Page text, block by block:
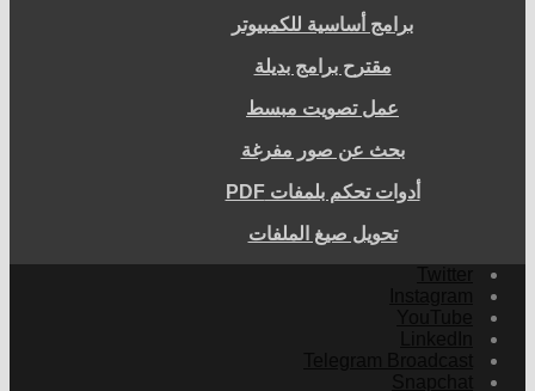
برامج أساسية للكمبيوتر
مقترح برامج بديلة
عمل تصويت مبسط
بحث عن صور مفرغة
أدوات تحكم بلمفات PDF
تحويل صيغ الملفات